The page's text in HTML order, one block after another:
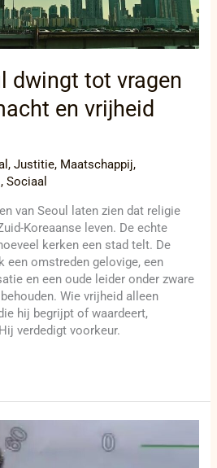
dwingt tot vragen
en vrijheid
,Justitie, Maatschappij,
,Sociaal
van Seoul laten zien dat religie
Koreaanse leven. De echte
kerken een stad telt. De
omstreden gelovige, een
en een oude leider onder zware
Wie vrijheid alleen
hij begrijpt of waardeert,
verdedigt voorkeur.